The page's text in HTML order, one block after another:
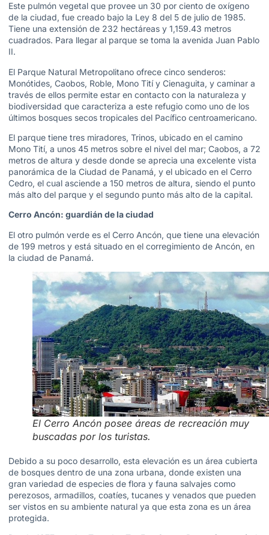
Este pulmón vegetal que provee un 30 por ciento de oxígeno
de la ciudad, fue creado bajo la Ley 8 del 5 de julio de 1985.
Tiene una extensión de 232 hectáreas y 1,159.43 metros
cuadrados. Para llegar al parque se toma la avenida Juan Pablo
II.
El Parque Natural Metropolitano ofrece cinco senderos:
Monótides, Caobos, Roble, Mono Tití y Cienaguita, y caminar a
través de ellos permite estar en contacto con la naturaleza y
biodiversidad que caracteriza a este refugio como uno de los
últimos bosques secos tropicales del Pacífico centroamericano.
El parque tiene tres miradores, Trinos, ubicado en el camino
Mono Tití, a unos 45 metros sobre el nivel del mar; Caobos, a 72
metros de altura y desde donde se aprecia una excelente vista
panorámica de la Ciudad de Panamá, y el ubicado en el Cerro
Cedro, el cual asciende a 150 metros de altura, siendo el punto
más alto del parque y el segundo punto más alto de la capital.
Cerro Ancón: guardián de la ciudad
El otro pulmón verde es el Cerro Ancón, que tiene una elevación
de 199 metros y está situado en el corregimiento de Ancón, en
la ciudad de Panamá.
El Cerro Ancón posee áreas de recreación muy
buscadas por los turistas.
Debido a su poco desarrollo, esta elevación es un área cubierta
de bosques dentro de una zona urbana, donde existen una
gran variedad de especies de flora y fauna salvajes como
perezosos, armadillos, coatíes, tucanes y venados que pueden
ser vistos en su ambiente natural ya que esta zona es un área
protegida.